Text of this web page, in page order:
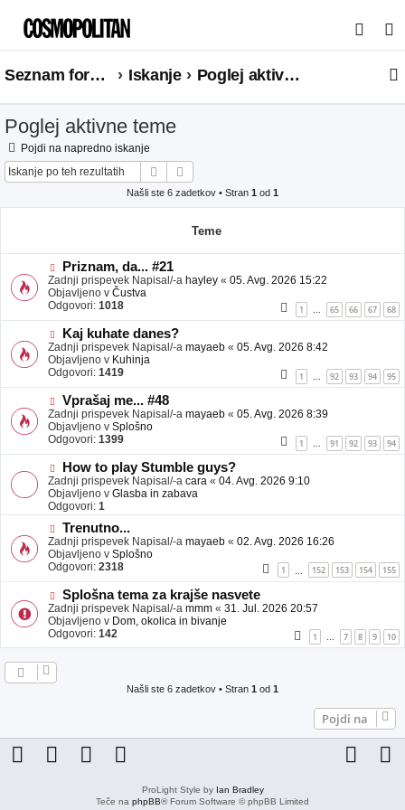
s
a
Seznam forumov Iskanje Poglej aktivne teme
Poglej aktivne teme
Pojdi na napredno iskanje
Iskanje
Našli ste 6 zadetkov • Stran 1 od 1
Teme
N
o
v
e
b
a
v
e
Priznam, da... #21
Zadnji prispevek Napisal/-a hayley « 05. Avg. 2026 15:22
Objavljeno v Čustva
Odgovori: 1018 1 … 65 66 67 68
N
o
v
e
b
a
v
e
Kaj kuhate danes?
Zadnji prispevek Napisal/-a mayaeb « 05. Avg. 2026 8:42
Objavljeno v Kuhinja
Odgovori: 1419 1 … 92 93 94 95
N
o
v
e
b
a
v
e
Vprašaj me... #48
Zadnji prispevek Napisal/-a mayaeb « 05. Avg. 2026 8:39
Objavljeno v Splošno
Odgovori: 1399 1 91 92 93 94
N
o
v
e
o
b
j
a
v
e
How to play Stumble guys?
Zadnji prispevek Napisal/-a cara « 04. Avg. 2026 9:10
Objavljeno v Glasba in zabava
Odgovori: 1
N
o
v
e
o
b
a
v
e
Trenutno...
Zadnji prispevek Napisal/-a mayaeb « 02. Avg. 2026 16:26
Objavljeno v Splošno
Odgovori: 2318 1 152 153 154 155
N
o
v
e
o
Splošna tema za krajše nasvete
Zadnji prispevek Napisal/-a mmm « 31. Jul. 2026 20:57
Objavljeno v Dom, okolica in bivanje
Odgovori: 142 1 … 7 8 9 10
Našli ste 6 zadetkov • Stran 1 od 1
Pojdi na
ProLight Style by Ian Bradley
Teče na phpBB® Forum Software © phpBB Limited